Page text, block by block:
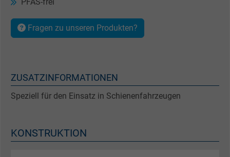
PFAS-frei
Fragen zu unseren Produkten?
ZUSATZINFORMATIONEN
Speziell für den Einsatz in Schienenfahrzeugen
KONSTRUKTION